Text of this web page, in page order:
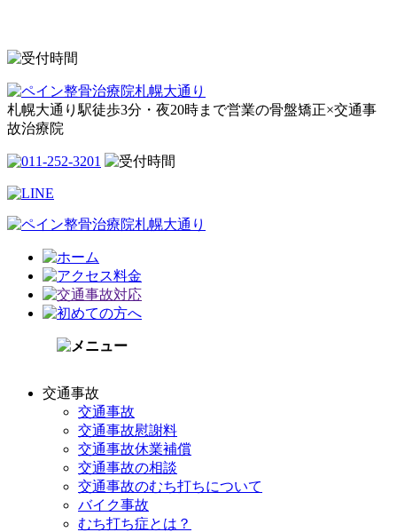
札幌大通り駅徒歩3分・夜20時まで営業の骨盤矯正×交通事
故治療院
交通事故
交通事故
交通事故慰謝料
交通事故休業補償
交通事故の相談
交通事故のむち打ちについて
バイク事故
むち打ち症とは？